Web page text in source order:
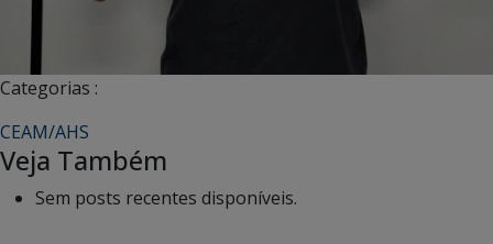
Categorias :
CEAM/AHS
Veja Também
Sem posts recentes disponíveis.